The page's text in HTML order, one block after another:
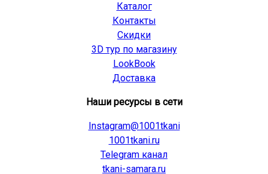
Каталог
Контакты
Скидки
3D тур по магазину
LookBook
Доставка
Наши ресурсы в сети
Instagram@1001tkani
1001tkani.ru
Telegram канал
tkani-samara.ru